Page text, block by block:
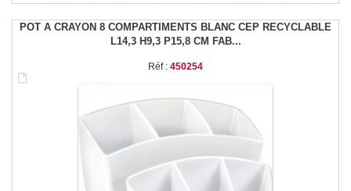
POT A CRAYON 8 COMPARTIMENTS BLANC CEP RECYCLABLE
L14,3 H9,3 P15,8 CM FAB...
Réf : 450254